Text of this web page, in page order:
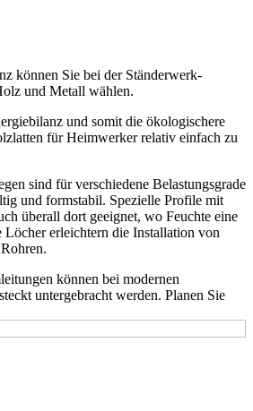
können Sie bei der Ständerwerk-
und Metall wählen.
und somit die ökologischere
für Heimwerker relativ einfach zu
sind für verschiedene Belastungsgrade
und formstabil. Spezielle Profile mit
überall dort geeignet, wo Feuchte eine
Löcher erleichtern die Installation von
können bei modernen
untergebracht werden. Planen Sie